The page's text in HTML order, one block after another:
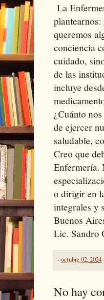
La
queremos
conciencia
cuidado,
de las
incluye
¿Cuánto
de ejercer
saludable,
Creo que
Enfermería.
o dirigir en
integrales y
Buenos
Lic. Sandro
-octubre 02, 2024
No hay